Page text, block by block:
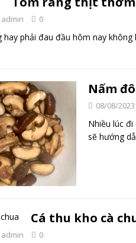
admin 0
hay phải đau đầu hôm nay
Nấm
08/08/2023
Nhiều lúc
sẽ hướng
Cá thu kho cà
admin 0